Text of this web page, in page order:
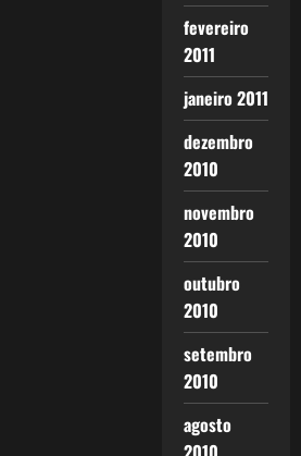
fevereiro
2011
janeiro 2011
dezembro
2010
novembro
2010
outubro
2010
setembro
2010
agosto